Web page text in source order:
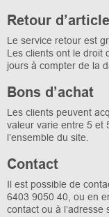
Retour
Le service retour est
Les clients ont le droit
jours à compter de la
Bons d’achat
Les clients peuvent
valeur varie entre 5 et
l’ensemble du site.
Contact
Il est possible de
6403 9050 40, ou en
contact ou à